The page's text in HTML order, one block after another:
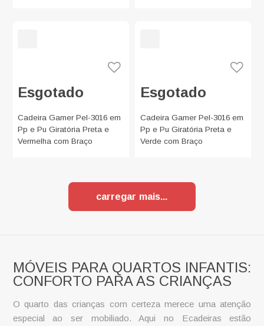
Esgotado
Cadeira Gamer Pel-3016 em
Pp e Pu Giratória Preta e
Vermelha com Braço
Esgotado
Cadeira Gamer Pel-3016 em
Pp e Pu Giratória Preta e
Verde com Braço
carregar mais
MÓVEIS PARA QUARTOS INFANTIS:
CONFORTO PARA AS CRIANÇAS
O quarto das crianças com certeza merece uma atenção
especial ao ser mobiliado. Aqui no Ecadeiras estão